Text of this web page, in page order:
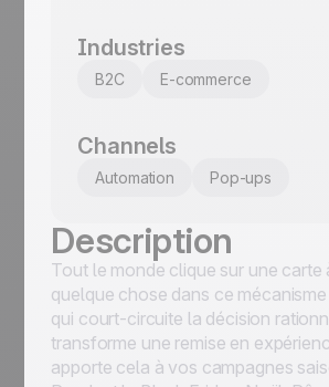
Industries
B2C E-commerce
Channels
Automation Pop-ups
Description
Tout le monde clique sur une carte
quelque chose dans ce
qui court-circuite la décision
transforme une remise en
apporte cela à vos campagnes